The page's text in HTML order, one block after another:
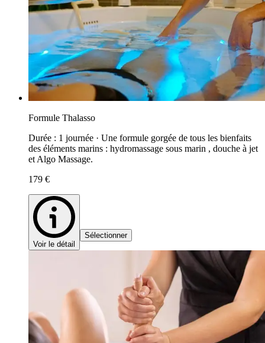
Formule Thalasso
Durée : 1 journée · Une formule gorgée de tous les bienfaits
des éléments marins : hydromassage sous marin , douche à jet
et Algo Massage.
179 €
Voir le détail
Sélectionner